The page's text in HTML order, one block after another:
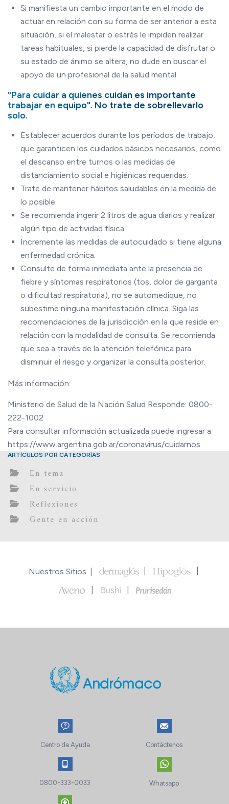
Si manifiesta un cambio importante en el modo de
actuar en relación con su forma de ser anterior a esta
situación, si el malestar o estrés le impiden realizar
tareas habituales, si pierde la capacidad de disfrutar o
su estado de ánimo se altera, no dude en buscar el
apoyo de un profesional de la salud mental.
"Para cuidar a quienes cuidan es importante
trabajar en equipo". No trate de sobrellevarlo
solo.
Establecer acuerdos durante los períodos de trabajo,
que garanticen los cuidados básicos necesarios, como
el descanso entre turnos o las medidas de
distanciamiento social e higiénicas requeridas.
Trate de mantener hábitos saludables en la medida de
lo posible.
Se recomienda ingerir 2 litros de agua diarios y realizar
algún tipo de actividad física.
Incremente las medidas de autocuidado si tiene alguna
enfermedad crónica.
Consulte de forma inmediata ante la presencia de
fiebre y síntomas respiratorios (tos, dolor de garganta
o dificultad respiratoria), no se automedique, no
subestime ninguna manifestación clínica. Siga las
recomendaciones de la jurisdicción en la que reside en
relación con la modalidad de consulta. Se recomienda
que sea a través de la atención telefónica para
disminuir el riesgo y organizar la consulta posterior.
​Más información:
Ministerio de Salud de la Nación Salud Responde: 0800-
222-1002
Para consultar información actualizada puede ingresar a
https://www.argentina.gob.ar/coronavirus/cuidarnos
ARTÍCULOS POR CATEGORÍAS
En tema
En servicio
Reflexiones
Gente en acción
Nuestros Sitios
Centro de Ayuda Contáctenos
0800-333-0033 Whatsapp